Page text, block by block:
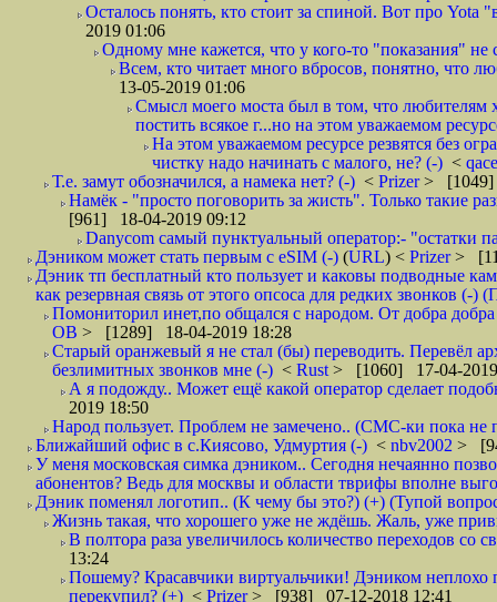
Осталось понять, кто стоит за спиной. Вот про Yota
2019 01:06
Одному мне кажется, что у кого-то "показания" не
Всем, кто читает много вбросов, понятно, что
13-05-2019 01:06
Смысл моего моста был в том, что любителям
постить всякое г...но на этом уважаемом
На этом уважаемом ресурсе резвятся без
чистку надо начинать с малого, не? (-) <
Т.е. замут обозначился, а намека нет? (-) < Prizer> [1049]
Намёк - "просто поговорить за жисть". Только такие
[961] 18-04-2019 09:12
Danycom самый пунктуальный оператор:- "остатки
Дэником может стать первым с еSIM (-) (URL) < Prizer>
Дэник тп бесплатный кто пользует и каковы подводные
как резервная связь от этого опсоса для редких звонков (-)
Помониторил инет,по общался с народом. От добра
ОВ > [1289] 18-04-2019 18:28
Старый оранжевый я не стал (бы) переводить. Перевёл
безлимитных звонков мне (-) < Rust > [1060] 17-04-
А я подожду.. Может ещё какой оператор сделает
2019 18:50
Народ пользует. Проблем не замечено.. (СМС-ки пока
Ближайший офис в с.Киясово, Удмуртия (-) < nbv2002 >
У меня московская симка дэником.. Сегодня нечаянно
абонентов? Ведь для москвы и области тврифы вполне
Дэник поменял логотип.. (К чему бы это?) (+) (Тупой
Жизнь такая, что хорошего уже не ждёшь. Жаль, уже
В полтора раза увеличилось количество переходов
13:24
Пошему? Красавчики виртуальчики! Дэником
перекупил? (+) < Prizer> [938] 07-12-2018 12:41